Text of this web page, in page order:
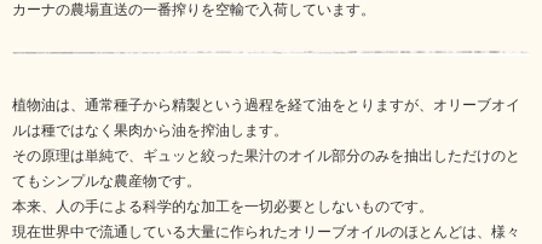
カーナの農場直送の一番搾りを空輸で入荷しています。
植物油は、通常種子から精製という過程を経て油をとりますが、オリーブオイ
ルは種ではなく果肉から油を搾油します。
その原理は単純で、ギュッと絞った果汁のオイル部分のみを抽出しただけのと
てもシンプルな農産物です。
本来、人の手による科学的な加工を一切必要としないものです。
現在世界中で流通している大量に作られたオリーブオイルのほとんどは、様々